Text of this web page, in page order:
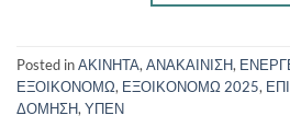
Posted inΑΚΙΝΗΤΑ,ΑΝΑΚΑΙΝΙΣΗ,
ΕΞΟΙΚΟΝΟΜΩ, ΕΞΟΙΚΟΝΟΜΩ 2025,
ΔΟΜΗΣΗ,ΥΠΕΝ